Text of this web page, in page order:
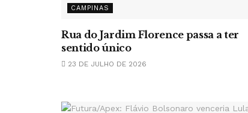
CAMPINAS
Rua do Jardim Florence passa a ter
sentido único
23 DE JULHO DE 2026